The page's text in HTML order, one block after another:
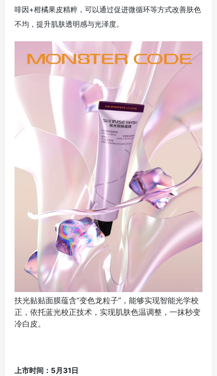
啡因+柑橘果皮精粹，可以通过促进微循环等方式改善肤色
不均，提升肌肤透明感与光泽度。
扶光贴贴面膜蕴含“变色龙粒子”，能够实现智能光学校
正，依托蓝光校正技术，实现肌肤色温调整，一抹秒变
冷白皮。
上市时间：5月31日